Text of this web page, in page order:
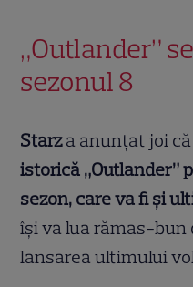
„Outlander”
sezonul 8
Starza anunțat joi că
istorică „Outlander”
sezon, care va fi și
își va lua rămas-bun
lansarea ultimului